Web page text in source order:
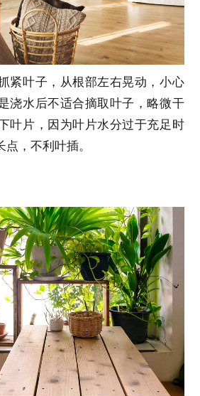
紧叶子，从根部左右晃动，小心
浇水后不适合摘取叶子，略微干
叶片，因为叶片水分过于充足时
，不利叶插。